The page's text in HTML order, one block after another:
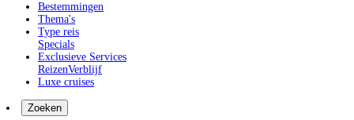
Bestemmingen
Thema's
Type reis
Specials
Exclusieve Services
ReizenVerblijf
Luxe cruises
Zoeken